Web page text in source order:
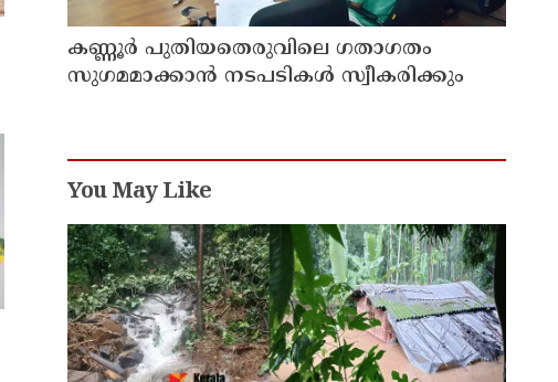
കണ്ണൂർ പുതിയതെരുവിലെ ഗതാഗതം
സുഗമമാക്കാന്‍ നടപടികള്‍ സ്വീകരിക്കും
You May Like